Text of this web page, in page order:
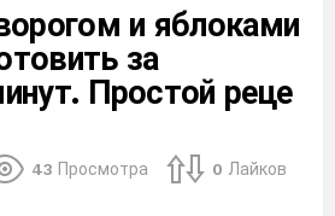
и яблоками
за
Простой реце
43 Просмотра 0 Лайков